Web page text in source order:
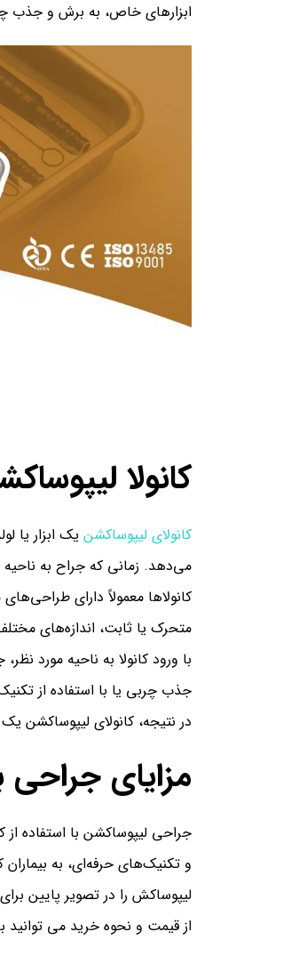
ابزارهای خاص، به برش و جذب
کانولا
کانولای لیپوساکشن یک ابزار یا
می‌دهد. زمانی که جراح به ناحیه
کانولاها معمولاً دارای
متحرک یا ثابت، اندازه‌های
با ورود کانولا به ناحیه مورد
جذب چربی یا با استفاده از
در نتیجه، کانولای لیپوساکشن
مزایای
جراحی لیپوساکشن با استفاده
و تکنیک‌های حرفه‌ای، به
لیپوساکش را در تصویر پایین
از قیمت و نحوه خرید می توانید با شماره 09120485587